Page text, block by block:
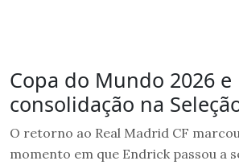
Copa do Mundo 2026 e
consolidação na
O retorno ao Real Madrid CF
momento em que Endrick passou a